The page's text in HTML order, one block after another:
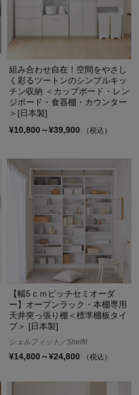
組み合わせ自在！空間をやさし
く彩るツートンのシンプルキッ
チン収納 ＜カップボード・レン
ジボード・食器棚・カウンター
＞[日本製]
¥10,800～¥39,900
（税込）
【幅5ｃｍピッチセミオーダ
ー】オープンラック・本棚専用
天井突っ張り棚＜標準棚板タイ
プ＞ [日本製]
シェルフィット／Shelfit
¥14,800～¥24,800 （税込）